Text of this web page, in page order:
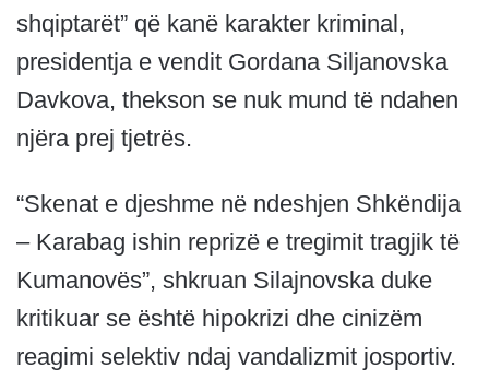
shqiptarët” që kanë karakter kriminal,
presidentja e vendit Gordana Siljanovska
Davkova, thekson se nuk mund të ndahen
njëra prej tjetrës.
“Skenat e djeshme në ndeshjen Shkëndija
– Karabag ishin reprizë e tregimit tragjik të
Kumanovës”, shkruan Silajnovska duke
kritikuar se është hipokrizi dhe cinizëm
reagimi selektiv ndaj vandalizmit josportiv.